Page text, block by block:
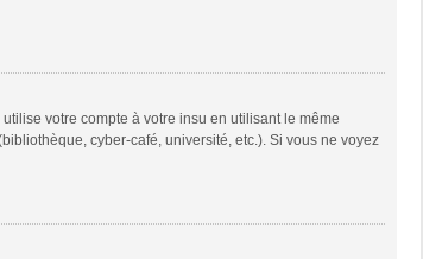
votre compte à votre insu en utilisant le même
cyber-café, université, etc.). Si vous ne voyez